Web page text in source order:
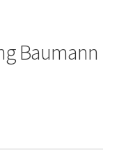
Baumann